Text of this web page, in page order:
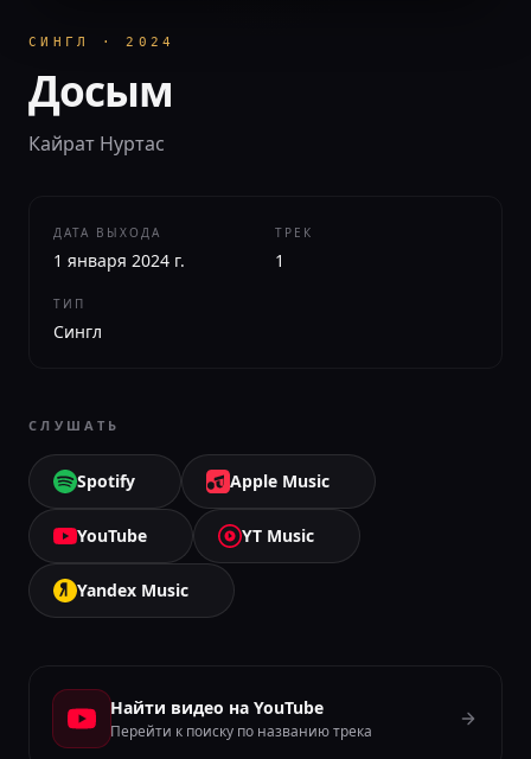
СИНГЛ ·2024
Досым
Кайрат Нуртас
ДАТА ВЫХОДА
1 января 2024 г.
ТРЕК
1
ТИП
Сингл
СЛУШАТЬ
Spotify Apple Music
YouTube YT Music
Yandex Music
Найти видео на YouTube
Перейти к поиску по названию трека